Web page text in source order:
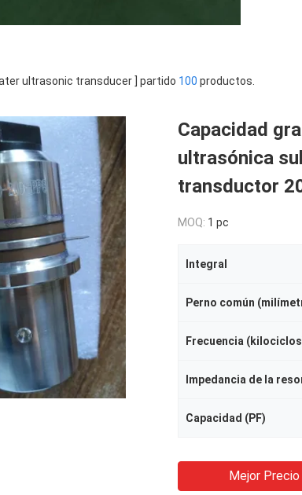
ultrasonic transducer ] partido 100 productos.
Capacidad
ultrasónica
transductor
MOQ: 1 pc
Integral
Perno común
Frecuencia
Capacidad (PF)
Mejor Precio